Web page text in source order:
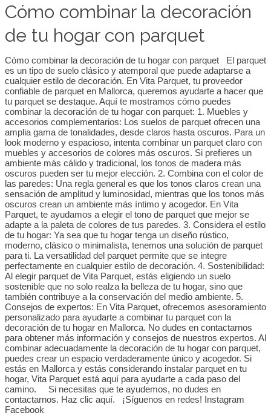
Cómo combinar la decoración
de tu hogar con parquet
Cómo combinar la decoración de tu hogar con parquet El parquet
es un tipo de suelo clásico y atemporal que puede adaptarse a
cualquier estilo de decoración. En Vita Parquet, tu proveedor
confiable de parquet en Mallorca, queremos ayudarte a hacer que
tu parquet se destaque. Aquí te mostramos cómo puedes
combinar la decoración de tu hogar con parquet: 1. Muebles y
accesorios complementarios: Los suelos de parquet ofrecen una
amplia gama de tonalidades, desde claros hasta oscuros. Para un
look moderno y espacioso, intenta combinar un parquet claro con
muebles y accesorios de colores más oscuros. Si prefieres un
ambiente más cálido y tradicional, los tonos de madera más
oscuros pueden ser tu mejor elección. 2. Combina con el color de
las paredes: Una regla general es que los tonos claros crean una
sensación de amplitud y luminosidad, mientras que los tonos más
oscuros crean un ambiente más íntimo y acogedor. En Vita
Parquet, te ayudamos a elegir el tono de parquet que mejor se
adapte a la paleta de colores de tus paredes. 3. Considera el estilo
de tu hogar: Ya sea que tu hogar tenga un diseño rústico,
moderno, clásico o minimalista, tenemos una solución de parquet
para ti. La versatilidad del parquet permite que se integre
perfectamente en cualquier estilo de decoración. 4. Sostenibilidad:
Al elegir parquet de Vita Parquet, estás eligiendo un suelo
sostenible que no solo realza la belleza de tu hogar, sino que
también contribuye a la conservación del medio ambiente. 5.
Consejos de expertos: En Vita Parquet, ofrecemos asesoramiento
personalizado para ayudarte a combinar tu parquet con la
decoración de tu hogar en Mallorca. No dudes en contactarnos
para obtener más información y consejos de nuestros expertos. Al
combinar adecuadamente la decoración de tu hogar con parquet,
puedes crear un espacio verdaderamente único y acogedor. Si
estás en Mallorca y estás considerando instalar parquet en tu
hogar, Vita Parquet está aquí para ayudarte a cada paso del
camino. Si necesitas que te ayudemos, no dudes en
contactarnos. Haz clic aquí. ¡Síguenos en redes! Instagram
Facebook